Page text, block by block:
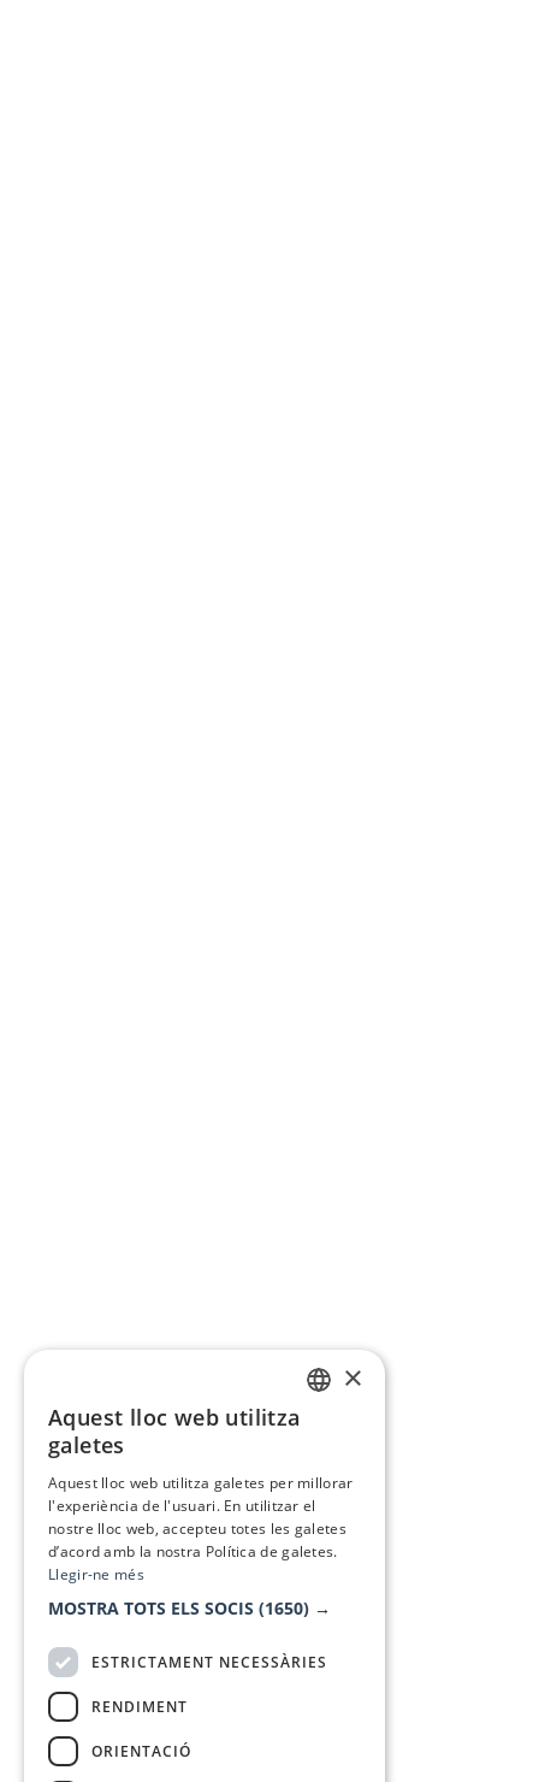
×
Aquest lloc web utilitza
galetes
Aquest lloc web utilitza galetes per millorar
l'experiència de l'usuari. En utilitzar el
nostre lloc web, accepteu totes les galetes
d’acord amb la nostra Política de galetes.
Llegir-ne més
MOSTRA TOTS ELS SOCIS (1650) →
ESTRICTAMENT NECESSÀRIES
RENDIMENT
ORIENTACIÓ